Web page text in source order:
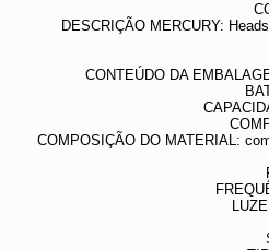
DESCRIÇÃO MERCURY:
CONTEÚDO DA
COMPOSIÇÃO DO MATERIAL: